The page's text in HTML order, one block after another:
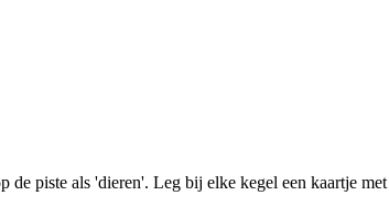
piste als 'dieren'. Leg bij elke kegel een kaartje